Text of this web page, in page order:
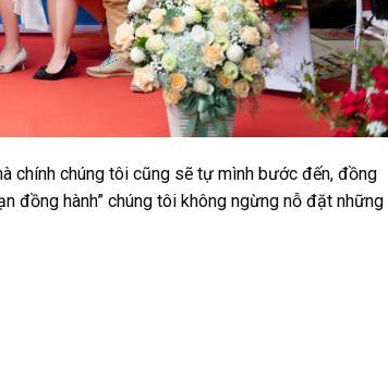
chính chúng tôi cũng sẽ tự mình bước đến, đồng
đồng hành” chúng tôi không ngừng nỗ đặt những